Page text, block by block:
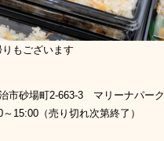
もございます
市砂場町2-663-3 マリーナパー
～15:00（売り切れ次第終了）